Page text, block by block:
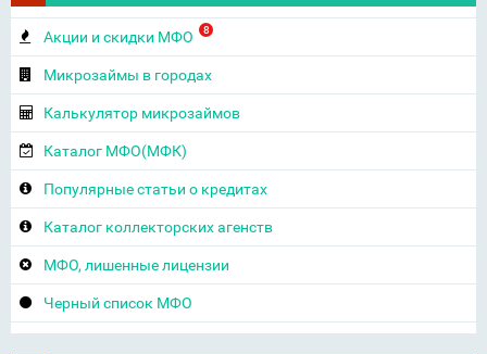
Акции и скидки МФО 8
Микрозаймы в городах
Калькулятор микрозаймов
Каталог МФО(МФК)
Популярные статьи о кредитах
Каталог коллекторских агенств
МФО, лишенные лицензии
Черный список МФО